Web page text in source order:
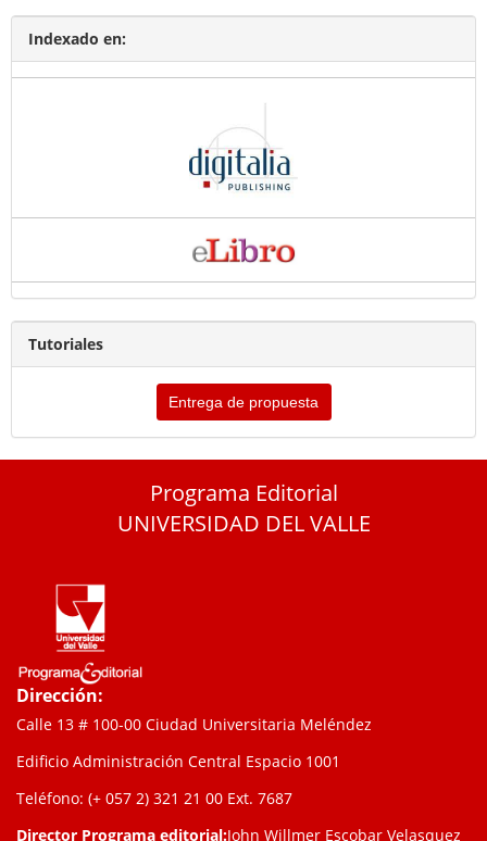
Indexado en:
Tutoriales
Entrega de propuesta
Programa Editorial
UNIVERSIDAD DEL VALLE
Dirección:
Calle 13 # 100-00 Ciudad Universitaria Meléndez
Edificio Administración Central Espacio 1001
Teléfono: (+ 057 2) 321 21 00 Ext. 7687
Director Programa editorial:John Willmer Escobar Velasquez